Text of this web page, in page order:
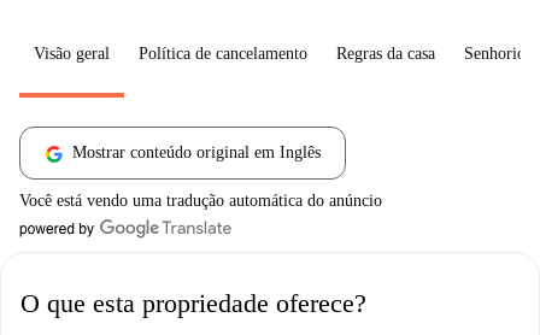
Visão geral Política de cancelamento Regras da casa Senhorio
Mostrar conteúdo original em Inglês
Você está vendo uma tradução automática do anúncio
O que esta propriedade oferece?